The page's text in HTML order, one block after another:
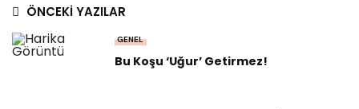
ÖNCEKI YAZILAR
GENEL
Bu Koşu ‘Uğur’ Getirmez!